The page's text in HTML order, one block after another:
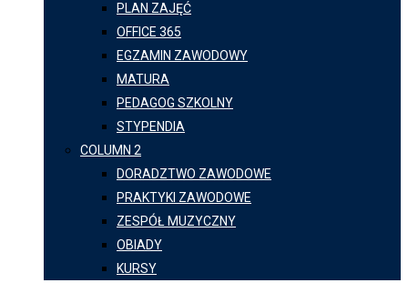
PLAN ZAJĘĆ
OFFICE 365
EGZAMIN ZAWODOWY
MATURA
PEDAGOG SZKOLNY
STYPENDIA
COLUMN 2
DORADZTWO ZAWODOWE
PRAKTYKI ZAWODOWE
ZESPÓŁ MUZYCZNY
OBIADY
KURSY